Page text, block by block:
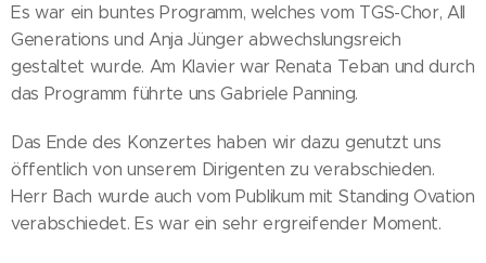
Es war ein buntes Programm, welches vom TGS-Chor, All
Generations und Anja Jünger abwechslungsreich
gestaltet wurde. Am Klavier war Renata Teban und durch
das Programm führte uns Gabriele Panning.
Das Ende des Konzertes haben wir dazu genutzt uns
öffentlich von unserem Dirigenten zu verabschieden.
Herr Bach wurde auch vom Publikum mit Standing Ovation
verabschiedet. Es war ein sehr ergreifender Moment.